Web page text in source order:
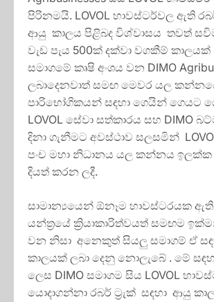
පිරිනමයි. LOVOL හාවස්ටර්වල ඇති
ආයු කාලය පිළිබද විශ්වාසය තවත්
වැඩ පැය 500ක් දක්වා වගකීම් කාලයක්
සමාගමේ කෘෂි අංශය වන DIMO
ලබාදෙනවාත් සමඟ මෙවර යල කන්නයේ
පාරිභෝගිකයන් සඳහා ගෙයින් ගෙයට
LOVOL සේවා සත්කාරය සහ DIMO
දිනා ගැනීමට අවස්ථාව සලසමින්
පංච මහා නිධානය යල කන්නය
දියත් කරන ලදී.
සාමාන්‍යයෙන් ඕනෑම හාවස්ටරයක ඇති
යන්ත්‍රයේ ක්‍රියාකාරිත්වයත් සමඟම
වන නිසා අනෙකුත් සියලු සමාගම් ඒ
කාලයක් ලබා දෙනු නොලැබේ . මේ
ලෙස DIMO සමාගම සිය LOVOL
යොදාගන්නා රබර් ට්‍රැක් සඳහා ආයු